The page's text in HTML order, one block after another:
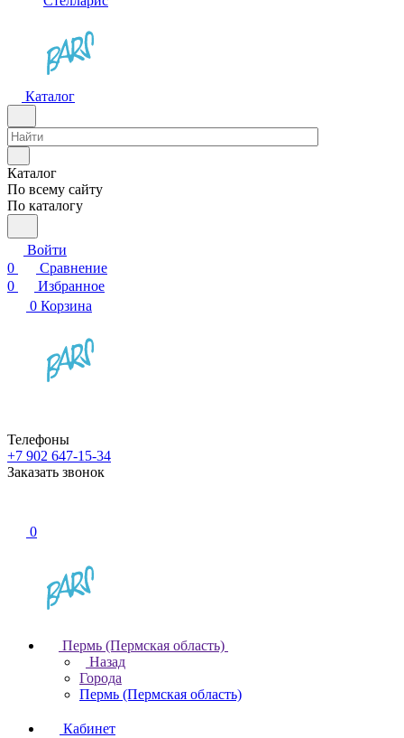
Каталог
Каталог
По всему сайту
По каталогу
Войти
0
Сравнение
0
Избранное
0 Корзина
Телефоны
+7 902 647-15-34
Заказать звонок
0
Пермь (Пермская область)
Назад
Города
Пермь (Пермская область)
Кабинет